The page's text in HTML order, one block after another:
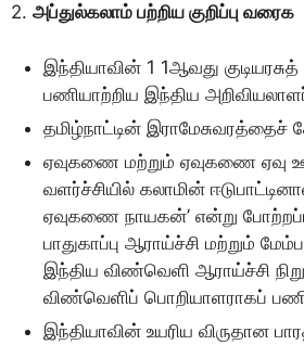
2. அப்துல்கலாம் பற்றிய குறிப்பு வரைக
இந்தியாவின் 1 1ஆவது
பணியாற்றிய இந்திய
தமிழ்நாட்டின் இராமேசுவரத்தைச்
ஏவுகணை மற்றும் ஏவுகணை ஏவு
வளர்ச்சியில் கலாமின்
ஏவுகணை நாயகன்’ என்று
பாதுகாப்பு ஆராய்ச்சி மற்றும்
இந்திய விண்வெளி ஆராய்ச்சி
விண்வெளிப் பொறியாளராகப்
இந்தியாவின் உயரிய விருதான